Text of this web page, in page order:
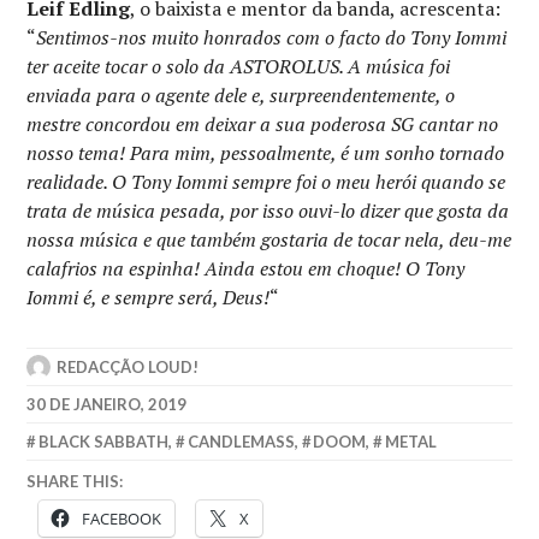
Leif Edling, o baixista e mentor da banda, acrescenta:
“Sentimos-nos muito honrados com o facto do Tony Iommi
ter aceite tocar o solo da ASTOROLUS. A música foi
enviada para o agente dele e, surpreendentemente, o
mestre concordou em deixar a sua poderosa SG cantar no
nosso tema! Para mim, pessoalmente, é um sonho tornado
realidade. O Tony Iommi sempre foi o meu herói quando se
trata de música pesada, por isso ouvi-lo dizer que gosta da
nossa música e que também gostaria de tocar nela, deu-me
calafrios na espinha! Ainda estou em choque! O Tony
Iommi é, e sempre será, Deus!“
REDACÇÃO LOUD!
30 DE JANEIRO, 2019
BLACK SABBATH, CANDLEMASS, DOOM, METAL
SHARE THIS:
FACEBOOK X